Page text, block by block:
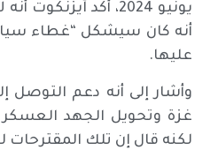
يونيو 2024، أكد
أنه كان سيشكل “غطاء
عليها.
وأشار إلى أنه دعم
غزة وتحويل الجهد
لكنه قال إن تلك المقترحات